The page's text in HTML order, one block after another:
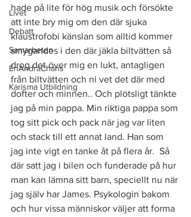
Livet
Debatt
Samarbeten
EnAndraChans
Karisma Utbildning
hade på lite för hög musik och försökte
att inte bry mig om den där sjuka
klaustrofobi känslan som alltid kommer
smygandes i den där jäkla biltvätten så
drog det över mig en lukt, antagligen
från biltvätten och ni vet det där med
dofter och minnen.. Och plötsligt tänkte
jag på min pappa. Min riktiga pappa som
tog sitt pick och pack när jag var liten
och stack till ett annat land. Han som
jag inte vigt en tanke åt på flera år.  Så
där satt jag i bilen och funderade på hur
man kan lämna sitt barn, speciellt nu när
jag själv har James. Psykologin bakom
och hur vissa människor väljer att forma